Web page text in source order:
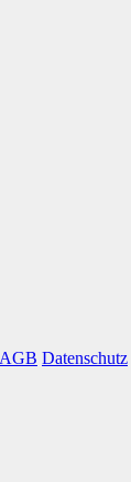
AGB Datenschutz